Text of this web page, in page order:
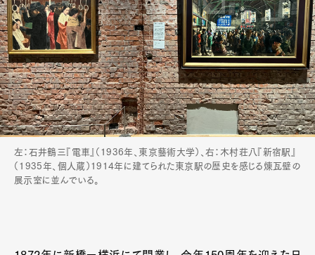
左：石井鶴三『電車』（1936年、東京藝術大学）、右：木村荘八『新宿駅』
（1935年、個人蔵）1914年に建てられた東京駅の歴史を感じる煉瓦壁の
展示室に並んでいる。